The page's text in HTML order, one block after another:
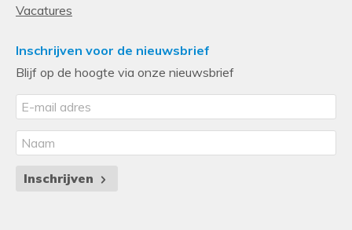
Vacatures
Inschrijven voor de nieuwsbrief
Blijf op de hoogte via onze nieuwsbrief
Inschrijven